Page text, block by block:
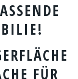
FÜR